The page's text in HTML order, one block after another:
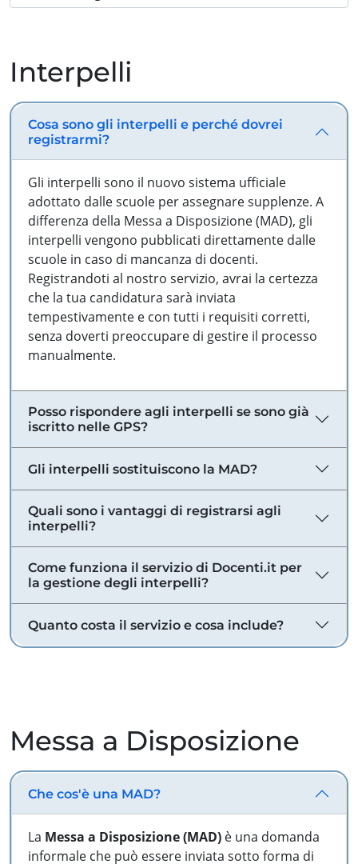
Interpelli
Cosa sono gli interpelli e perché dovrei
registrarmi?
Gli interpelli sono il nuovo sistema ufficiale
adottato dalle scuole per assegnare supplenze. A
differenza della Messa a Disposizione (MAD), gli
interpelli vengono pubblicati direttamente dalle
scuole in caso di mancanza di docenti.
Registrandoti al nostro servizio, avrai la certezza
che la tua candidatura sarà inviata
tempestivamente e con tutti i requisiti corretti,
senza doverti preoccupare di gestire il processo
manualmente.
Posso rispondere agli interpelli se sono già
iscritto nelle GPS?
Gli interpelli sostituiscono la MAD?
Quali sono i vantaggi di registrarsi agli
interpelli?
Come funziona il servizio di Docenti.it per
la gestione degli interpelli?
Quanto costa il servizio e cosa include?
Messa a Disposizione
Che cos'è una MAD?
La Messa a Disposizione (MAD) è una domanda
informale che può essere inviata sotto forma di